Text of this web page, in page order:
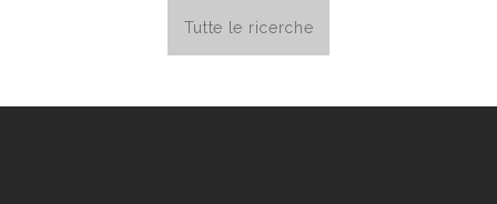
Tutte le ricerche